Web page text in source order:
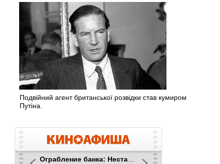
Подвійний агент британської розвідки став кумиром
Путіна.